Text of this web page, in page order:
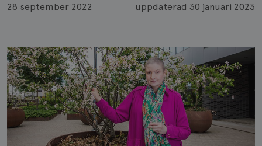
Publicerad
28 september 2022 uppdaterad 30 januari 2023